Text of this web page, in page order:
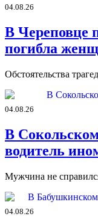
04.08.26
В Череповце
погибла
Обстоятельства
04.08.26
В
водитель
Мужчина не
04.08.26